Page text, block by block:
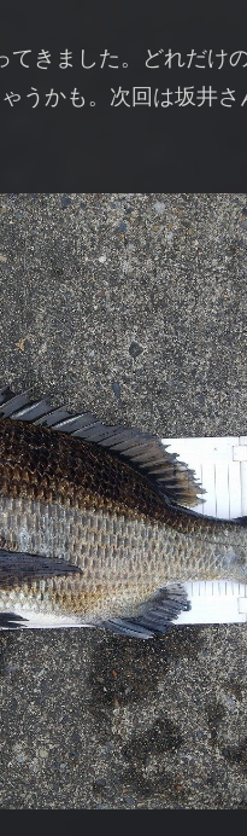
きました。どれだけ
うかも。次回は坂井